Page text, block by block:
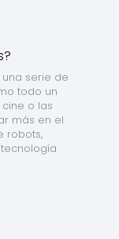
una serie de
todo un
o las
más en el
robots,